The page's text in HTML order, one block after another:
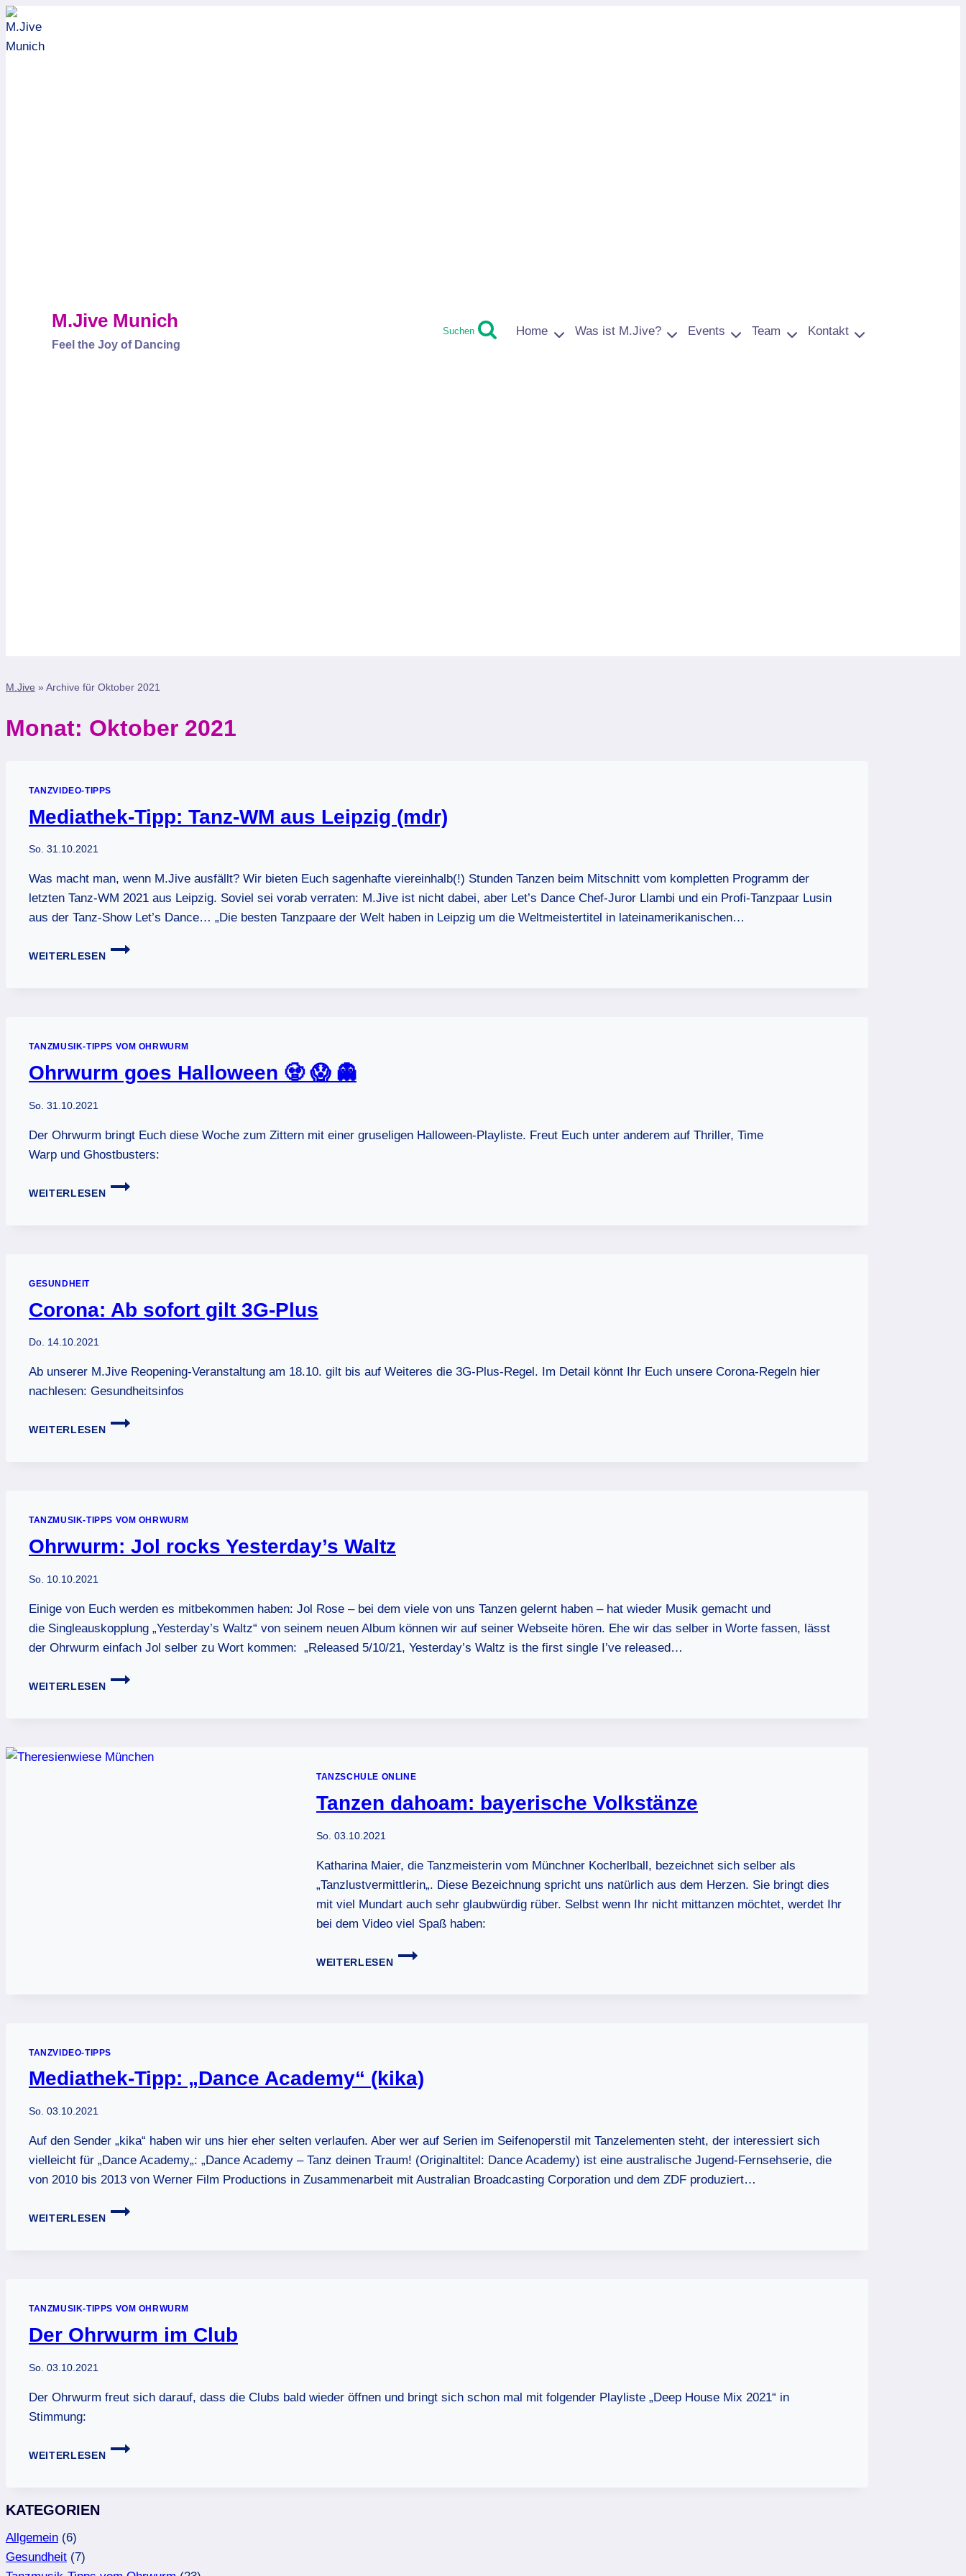
Zum
Inhalt
springen
M.Jive Munich
Feel the Joy of Dancing
Suchen Home Was ist M.Jive? Events Team Kontakt
M.Jive » Archive für Oktober 2021
Monat: Oktober 2021
TANZVIDEO-TIPPS
Mediathek-Tipp: Tanz-WM aus Leipzig (mdr)
So. 31.10.2021
Was macht man, wenn M.Jive ausfällt? Wir bieten Euch sagenhafte viereinhalb(!) Stunden Tanzen beim Mitschnitt vom kompletten Programm der
letzten Tanz-WM 2021 aus Leipzig. Soviel sei vorab verraten: M.Jive ist nicht dabei, aber Let’s Dance Chef-Juror Llambi und ein Profi-Tanzpaar Lusin
aus der Tanz-Show Let’s Dance… „Die besten Tanzpaare der Welt haben in Leipzig um die Weltmeistertitel in lateinamerikanischen…
WEITERLESEN
MEDIATHEK-
TIPP:
TANZMUSIK-TIPPS VOM OHRWURM
Ohrwurm goes Halloween 🧟 😱 👻
So. 31.10.2021
Der Ohrwurm bringt Euch diese Woche zum Zittern mit einer gruseligen Halloween-Playliste. Freut Euch unter anderem auf Thriller, Time
Warp und Ghostbusters:
WEITERLESEN
OHRWURM
GOES
GESUNDHEIT
Corona: Ab sofort gilt 3G-Plus
Do. 14.10.2021
Ab unserer M.Jive Reopening-Veranstaltung am 18.10. gilt bis auf Weiteres die 3G-Plus-Regel. Im Detail könnt Ihr Euch unsere Corona-Regeln hier
nachlesen: Gesundheitsinfos
WEITERLESEN
CORONA:
AB
TANZMUSIK-TIPPS VOM OHRWURM
Ohrwurm: Jol rocks Yesterday’s Waltz
So. 10.10.2021
Einige von Euch werden es mitbekommen haben: Jol Rose – bei dem viele von uns Tanzen gelernt haben – hat wieder Musik gemacht und
die Singleauskopplung „Yesterday’s Waltz“ von seinem neuen Album können wir auf seiner Webseite hören. Ehe wir das selber in Worte fassen, lässt
der Ohrwurm einfach Jol selber zu Wort kommen: „Released 5/10/21, Yesterday’s Waltz is the first single I’ve released…
WEITERLESEN
OHRWURM:
JOL
TANZSCHULE ONLINE
Tanzen dahoam: bayerische Volkstänze
So. 03.10.2021
Katharina Maier, die Tanzmeisterin vom Münchner Kocherlball, bezeichnet sich selber als
„Tanzlustvermittlerin„. Diese Bezeichnung spricht uns natürlich aus dem Herzen. Sie bringt dies
mit viel Mundart auch sehr glaubwürdig rüber. Selbst wenn Ihr nicht mittanzen möchtet, werdet Ihr
bei dem Video viel Spaß haben:
WEITERLESEN
TANZEN
DAHOAM:
TANZVIDEO-TIPPS
Mediathek-Tipp: „Dance Academy“ (kika)
So. 03.10.2021
Auf den Sender „kika“ haben wir uns hier eher selten verlaufen. Aber wer auf Serien im Seifenoperstil mit Tanzelementen steht, der interessiert sich
vielleicht für „Dance Academy„: „Dance Academy – Tanz deinen Traum! (Originaltitel: Dance Academy) ist eine australische Jugend-Fernsehserie, die
von 2010 bis 2013 von Werner Film Productions in Zusammenarbeit mit Australian Broadcasting Corporation und dem ZDF produziert…
WEITERLESEN
MEDIATHEK-
TIPP:
TANZMUSIK-TIPPS VOM OHRWURM
Der Ohrwurm im Club
So. 03.10.2021
Der Ohrwurm freut sich darauf, dass die Clubs bald wieder öffnen und bringt sich schon mal mit folgender Playliste „Deep House Mix 2021“ in
Stimmung:
WEITERLESEN
DER
OHRWURM
KATEGORIEN
Allgemein (6)
Gesundheit (7)